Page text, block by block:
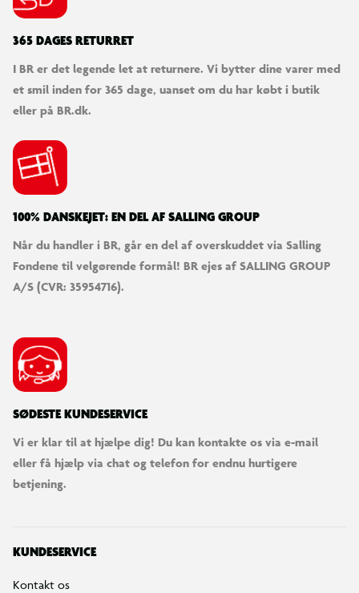
365 DAGES RETURRET
I BR er det legende let at returnere. Vi bytter dine varer med
et smil inden for 365 dage, uanset om du har købt i butik
eller på BR.dk.
100% DANSKEJET: EN DEL AF SALLING GROUP
Når du handler i BR, går en del af overskuddet via Salling
Fondene til velgørende formål! BR ejes af SALLING GROUP
A/S (CVR: 35954716).
SØDESTE KUNDESERVICE
Vi er klar til at hjælpe dig! Du kan kontakte os via e-mail
eller få hjælp via chat og telefon for endnu hurtigere
betjening.
KUNDESERVICE
Kontakt os